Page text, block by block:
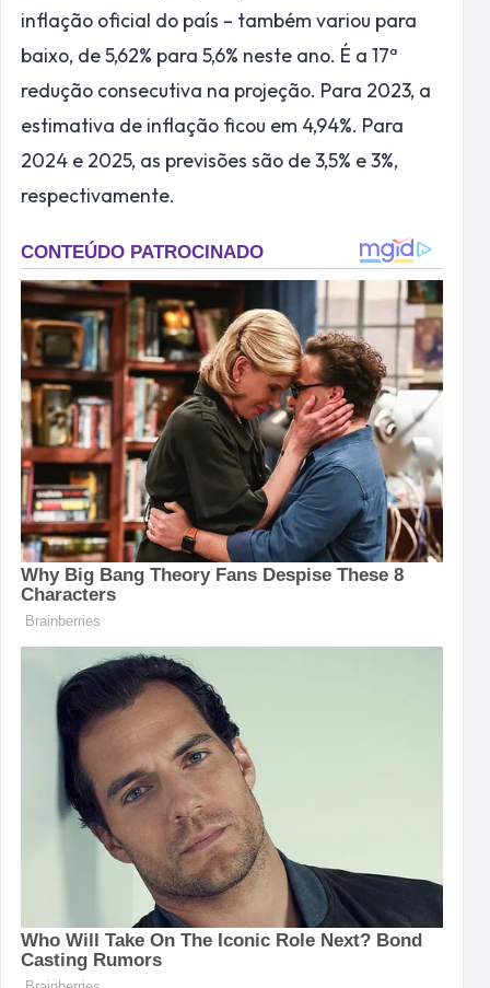
inflação oficial do país – também variou para
baixo, de 5,62% para 5,6% neste ano. É a 17ª
redução consecutiva na projeção. Para 2023, a
estimativa de inflação ficou em 4,94%. Para
2024 e 2025, as previsões são de 3,5% e 3%,
respectivamente.